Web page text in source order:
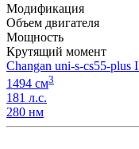
Модификация
Объем двигателя
Мощность
Крутящий момент
Changan uni-s-cs55-plus
1494 см3
181 л.с.
280 нм